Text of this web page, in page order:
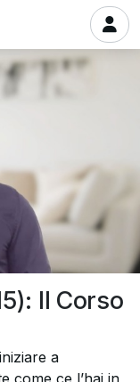
Il Corso
a
come ce l’hai in